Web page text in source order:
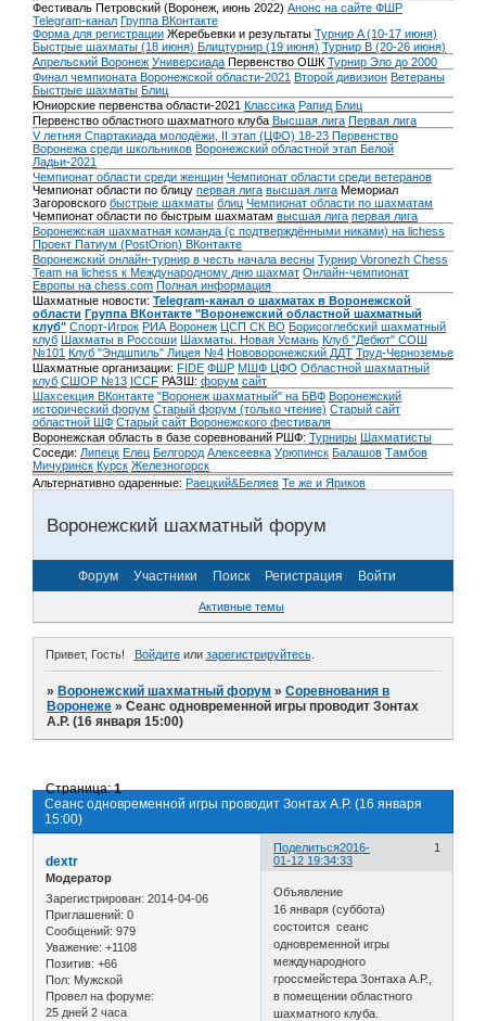
Фестиваль Петровский (Воронеж, июнь 2022) Анонс на сайте ФШР
Telegram-канал Группа ВКонтакте
Форма для регистрации Жеребьевки и результаты Турнир A (10-17 июня)
Быстрые шахматы (18 июня) Блицтурнир (19 июня) Турнир B (20-26 июня)
Апрельский Воронеж Универсиада Первенство ОШК Турнир Эло до 2000
Финал чемпионата Воронежской области-2021 Второй дивизион Ветераны
Быстрые шахматы Блиц
Юниорские первенства области-2021 Классика Рапид Блиц
Первенство областного шахматного клуба Высшая лига Первая лига
V летняя Спартакиада молодёжи, II этап (ЦФО) 18-23 Первенство
Воронежа среди школьников Воронежский областной этап Белой
Ладьи-2021
Чемпионат области среди женщин Чемпионат области среди ветеранов
Чемпионат области по блицу первая лига высшая лига Мемориал
Загоровского быстрые шахматы блиц Чемпионат области по шахматам
Чемпионат области по быстрым шахматам высшая лига первая лига
Воронежская шахматная команда (с подтверждёнными никами) на lichess
Проект Патиум (PostOrion) ВКонтакте
Воронежский онлайн-турнир в честь начала весны Турнир Voronezh Chess
Team на lichess к Международному дню шахмат Онлайн-чемпионат
Европы на chess.com Полная информация
Шахматные новости: Telegram-канал о шахматах в Воронежской
области Группа ВКонтакте "Воронежский областной шахматный
клуб" Спорт-Игрок РИА Воронеж ЦСП СК ВО Борисоглебский шахматный
клуб Шахматы в Россоши Шахматы. Новая Усмань Клуб "Дебют" СОШ
№101 Клуб "Эндшпиль" Лицея №4 Нововоронежский ДДТ Труд-Черноземье
Шахматные организации: FIDE ФШР МШФ ЦФО Областной шахматный
клуб СШОР №13 ICCF РАЗШ: форум сайт
Шахсекция ВКонтакте "Воронеж шахматный" на БВФ Воронежский
исторический форум Cтарый форум (только чтение) Старый сайт
областной ШФ Старый сайт Воронежского фестиваля
Воронежская область в базе соревнований РШФ: Турниры Шахматисты
Соседи: Липецк Елец Белгород Алексеевка Урюпинск Балашов Тамбов
Мичуринск Курск Железногорск
Альтернативно одаренные: Раецкий&Беляев Те же и Яриков
Воронежский шахматный форум
Форум Участники Поиск Регистрация Войти
Активные темы
Привет, Гость! Войдитеили зарегистрируйтесь.
»Воронежский шахматный форум »Соревнования в
Воронеже »Сеанс одновременной игры проводит Зонтах
А.Р. (16 января 15:00)
Сеанс одновременной игры проводит Зонтах А.Р. (16 января
15:00)
Страница:1
Поделиться 1
2016-
01-12 19:34:33
dextr
Модератор
Зарегистрирован: 2014-04-06
Приглашений: 0
Сообщений: 979
Уважение: +1108
Позитив: +66
Пол: Мужской
Провел на форуме:
25 дней 2 часа
Объявление
16 января (суббота)
состоится сеанс
одновременной игры
международного
гроссмейстера Зонтаха А.Р.,
в помещении областного
шахматного клуба.